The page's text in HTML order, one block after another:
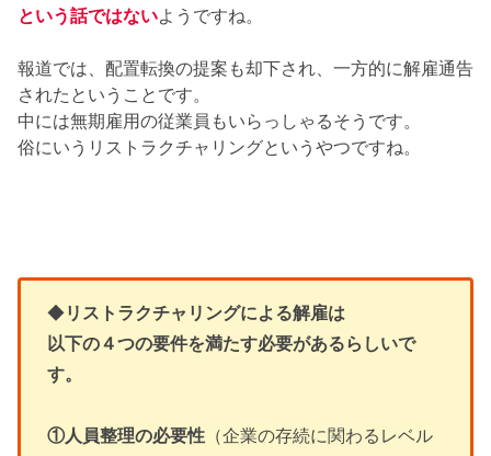
という話ではないようですね。
報道では、配置転換の提案も却下され、一方的に解雇通告
されたということです。
中には無期雇用の従業員もいらっしゃるそうです。
俗にいうリストラクチャリングというやつですね。
◆リストラクチャリングによる解雇は
以下の４つの要件を満たす必要があるらしいで
す。
①人員整理の必要性 （企業の存続に関わるレベル